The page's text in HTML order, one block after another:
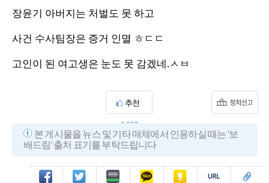
장윤기 아버지는 처벌도 못 하고
사건 수사팀장은 증거 인멸 ㅎㄷㄷ
고인이 된 여고생은 눈도 못 감겠네.ㅅㅂ
추천
1,813
본 게시물을 뉴스 및 기타 매체에서 인용하실 때는 '보
배드림' 출처 표기를 부탁드립니다